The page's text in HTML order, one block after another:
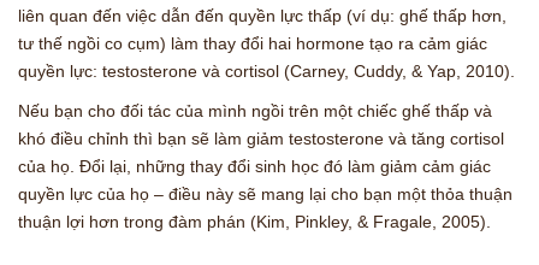
liên quan đến việc dẫn đến quyền lực thấp (ví dụ: ghế thấp hơn,
tư thế ngồi co cụm) làm thay đổi hai hormone tạo ra cảm giác
quyền lực: testosterone và cortisol (Carney, Cuddy, & Yap, 2010).
Nếu bạn cho đối tác của mình ngồi trên một chiếc ghế thấp và
khó điều chỉnh thì bạn sẽ làm giảm testosterone và tăng cortisol
của họ. Đổi lại, những thay đổi sinh học đó làm giảm cảm giác
quyền lực của họ – điều này sẽ mang lại cho bạn một thỏa thuận
thuận lợi hơn trong đàm phán (Kim, Pinkley, & Fragale, 2005).